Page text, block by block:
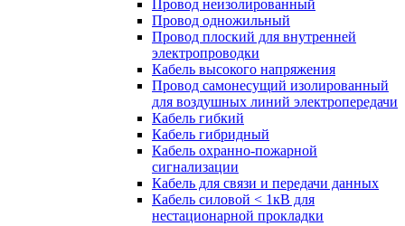
Провод неизолированный
Провод одножильный
Провод плоский для внутренней
электропроводки
Кабель высокого напряжения
Провод самонесущий изолированный
для воздушных линий электропередачи
Кабель гибкий
Кабель гибридный
Кабель охранно-пожарной
сигнализации
Кабель для связи и передачи данных
Кабель силовой < 1кВ для
нестационарной прокладки